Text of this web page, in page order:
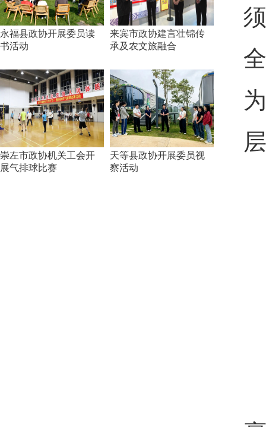
永福县政协开展委员读
书活动
来宾市政协建言壮锦传
承及农文旅融合
崇左市政协机关工会开
展气排球比赛
天等县政协开展委员视
察活动